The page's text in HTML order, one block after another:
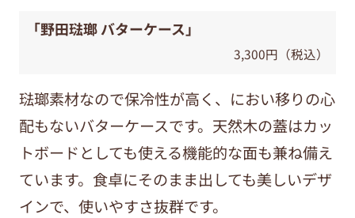
「野田琺瑯 バターケース」
3,300円（税込）
琺瑯素材なので保冷性が高く、におい移りの心
配もないバターケースです。天然木の蓋はカッ
トボードとしても使える機能的な面も兼ね備え
ています。食卓にそのまま出しても美しいデザ
インで、使いやすさ抜群です。